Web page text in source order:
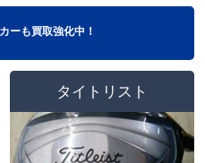
ーも買取強化中！
タイトリスト